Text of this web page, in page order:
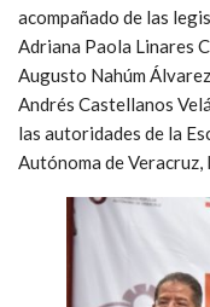
acompañado de las
Adriana Paola Linares
Augusto Nahúm
Andrés Castellanos
las autoridades de la
Autónoma de